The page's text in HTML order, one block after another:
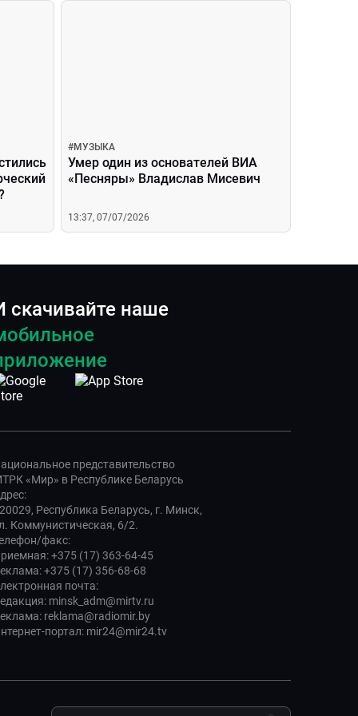
#МУЗЫКА
Умер один из основателей ВИА
«Песняры» Владислав Мисевич
13:37, 07/07/2026
скачивайте наше
представительство
«Мир» в Республике Беларусь
Республика Беларусь, г. Минск,
Коммунистическая, 6/2.
факс:
+375 (17) 363-64-45
+375 (17) 356-68-68
почта:
minsk_adm@mirtv.ru
reklama@radiomir.by
портал: mir24@mir24.tv